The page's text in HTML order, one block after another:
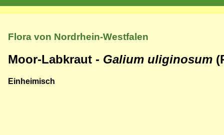
Flora von Nordrhein-Westfalen
Moor-Labkraut - Galium uliginosum
Einheimisch